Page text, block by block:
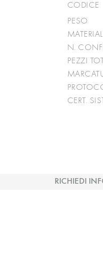
CODICE
PESO
N.
PEZZI
CERT.
RICHIEDI